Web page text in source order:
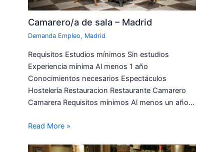
Camarero/a de sala – Madrid
Demanda Empleo, Madrid
Requisitos Estudios mínimos Sin estudios
Experiencia mínima Al menos 1 año
Conocimientos necesarios Espectáculos
Hostelería Restauracion Restaurante Camarero
Camarera Requisitos mínimos Al menos un año…
Read More »